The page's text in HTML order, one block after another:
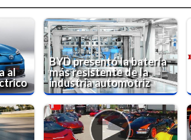
al
BYD presentó la batería
más resistente de la
industria automotriz